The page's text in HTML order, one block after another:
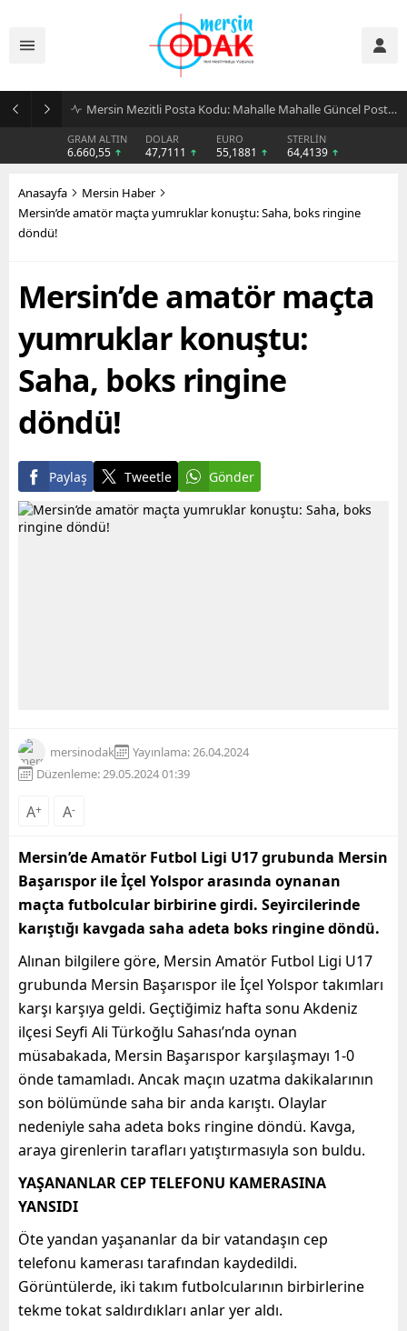
Günlük Stil İçin Erkek Sneaker Önerileri
GRAM ALTIN
6.660,55
DOLAR
47,7111
EURO
55,1881
STERLİN
64,4139
Anasayfa
Mersin Haber
Mersin’de amatör maçta yumruklar konuştu: Saha, boks ringine
döndü!
Mersin’de amatör maçta
yumruklar konuştu:
Saha, boks ringine
döndü!
Paylaş Tweetle Gönder
mersinodak
Yayınlama: 26.04.2024
Düzenleme: 29.05.2024 01:39
A+ A-
Mersin’de Amatör Futbol Ligi U17 grubunda Mersin
Başarıspor ile İçel Yolspor arasında oynanan
maçta futbolcular birbirine girdi. Seyircilerinde
karıştığı kavgada saha adeta boks ringine döndü.
Alınan bilgilere göre, Mersin Amatör Futbol Ligi U17
grubunda Mersin Başarıspor ile İçel Yolspor takımları
karşı karşıya geldi. Geçtiğimiz hafta sonu Akdeniz
ilçesi Seyfi Ali Türkoğlu Sahası’nda oynan
müsabakada, Mersin Başarıspor karşılaşmayı 1-0
önde tamamladı. Ancak maçın uzatma dakikalarının
son bölümünde saha bir anda karıştı. Olaylar
nedeniyle saha adeta boks ringine döndü. Kavga,
araya girenlerin tarafları yatıştırmasıyla son buldu.
YAŞANANLAR CEP TELEFONU KAMERASINA
YANSIDI
Öte yandan yaşananlar da bir vatandaşın cep
telefonu kamerası tarafından kaydedildi.
Görüntülerde, iki takım futbolcularının birbirlerine
tekme tokat saldırdıkları anlar yer aldı.